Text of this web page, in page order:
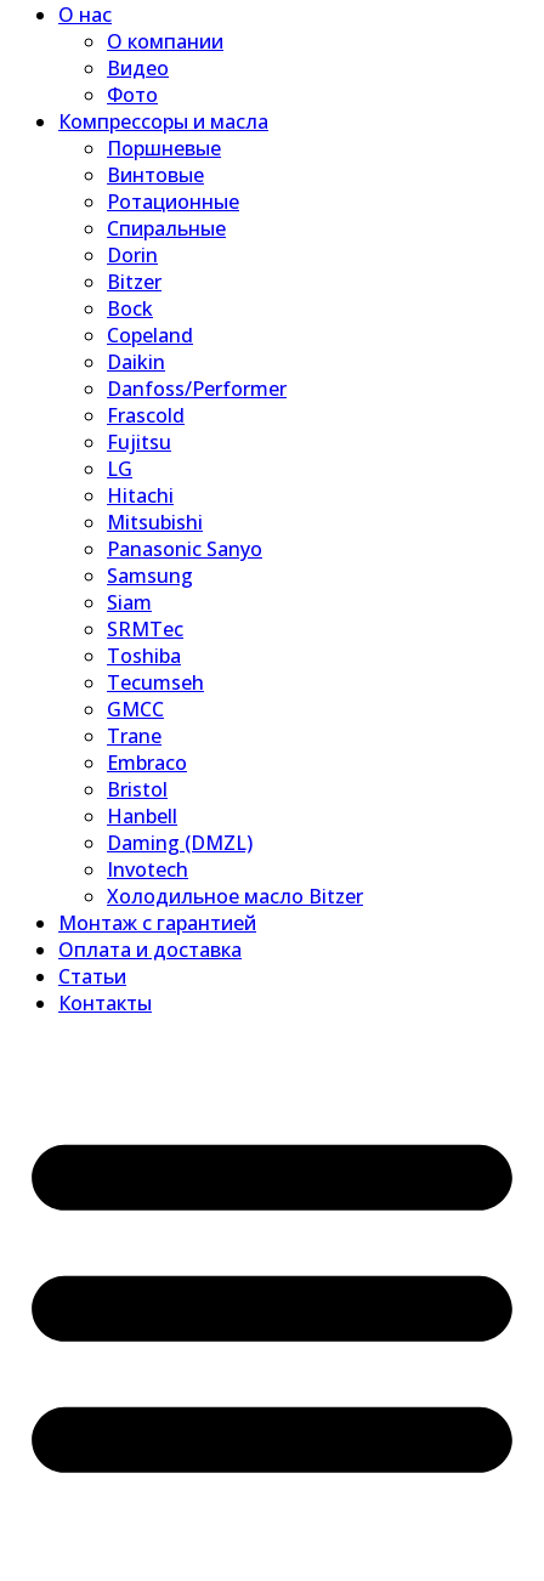
О нас
О компании
Видео
Фото
Компрессоры и масла
Поршневые
Винтовые
Ротационные
Спиральные
Dorin
Bitzer
Bock
Copeland
Daikin
Danfoss/Performer
Frascold
Fujitsu
LG
Hitachi
Mitsubishi
Panasonic Sanyo
Samsung
Siam
SRMTec
Toshiba
Tecumseh
GMCC
Trane
Embraco
Bristol
Hanbell
Daming (DMZL)
Invotech
Холодильное масло Bitzer
Монтаж с гарантией
Оплата и доставка
Статьи
Контакты